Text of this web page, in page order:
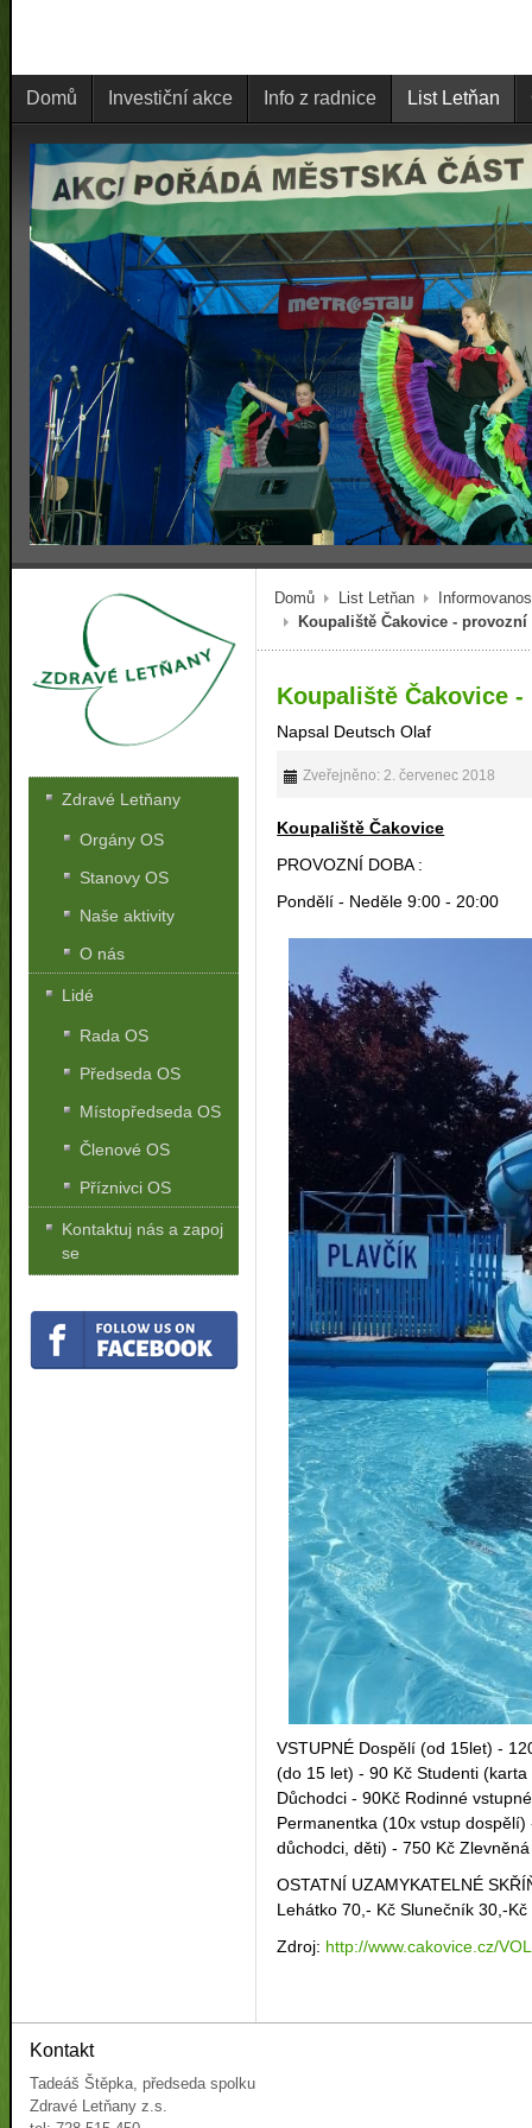
Domů Investiční akce Info z radnice List Letňan
Domů List Letňan
Koupaliště Čakovice - provozní
Koupaliště Čakovice
Napsal Deutsch Olaf
Zveřejněno: 2. červenec 2018
Koupaliště Čakovice
PROVOZNÍ DOBA :
Pondělí - Neděle 9:00 - 20:00
VSTUPNÉ Dospělí (od 15let) -
(do 15 let) - 90 Kč Studenti
Důchodci - 90Kč Rodinné
Permanentka (10x vstup
důchodci, děti) - 750 Kč
OSTATNÍ UZAMYKATELNÉ
Lehátko 70,- Kč Slunečník 30,-Kč
Zdroj: http://www.cakovice.cz/
Zdravé Letňany
Orgány OS
Stanovy OS
Naše aktivity
O nás
Lidé
Rada OS
Předseda OS
Místopředseda OS
Členové OS
Příznivci OS
Kontaktuj nás a zapoj
se
Kontakt
Tadeáš Štěpka, předseda spolku
Zdravé Letňany z.s.